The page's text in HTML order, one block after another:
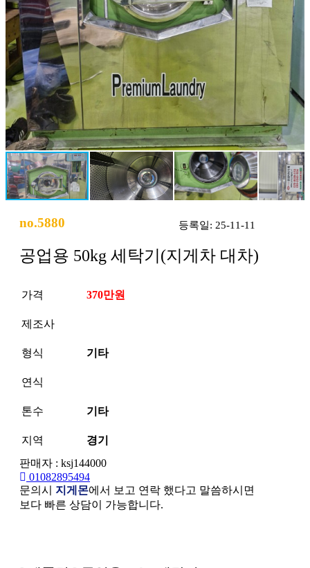
no.5880 등록일: 25-11-11
공업용 50kg 세탁기(지게차 대차)
가격 370만원
제조사
형식 기타
연식
톤수 기타
지역
경기
판매자 : ksj144000
01082895494
문의시 지게몬에서 보고 연락 했다고 말씀하시면
보다 빠른 상담이 가능합니다.